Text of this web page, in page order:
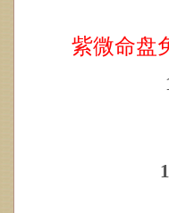
紫微命盘